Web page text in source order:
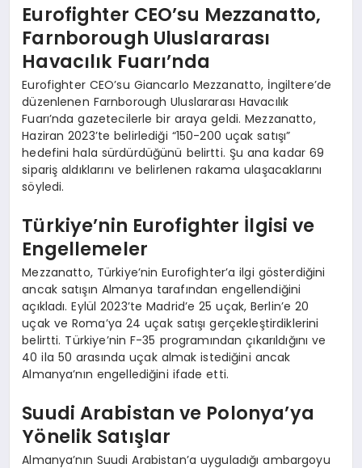
Eurofighter CEO’su Mezzanatto,
Farnborough Uluslararası
Havacılık Fuarı’nda
Eurofighter CEO’su Giancarlo Mezzanatto, İngiltere’de
düzenlenen Farnborough Uluslararası Havacılık
Fuarı’nda gazetecilerle bir araya geldi. Mezzanatto,
Haziran 2023’te belirlediği “150-200 uçak satışı”
hedefini hala sürdürdüğünü belirtti. Şu ana kadar 69
sipariş aldıklarını ve belirlenen rakama ulaşacaklarını
söyledi.
Türkiye’nin Eurofighter İlgisi ve
Engellemeler
Mezzanatto, Türkiye’nin Eurofighter’a ilgi gösterdiğini
ancak satışın Almanya tarafından engellendiğini
açıkladı. Eylül 2023’te Madrid’e 25 uçak, Berlin’e 20
uçak ve Roma’ya 24 uçak satışı gerçekleştirdiklerini
belirtti. Türkiye’nin F-35 programından çıkarıldığını ve
40 ila 50 arasında uçak almak istediğini ancak
Almanya’nın engellediğini ifade etti.
Suudi Arabistan ve Polonya’ya
Yönelik Satışlar
Almanya’nın Suudi Arabistan’a uyguladığı ambargoyu